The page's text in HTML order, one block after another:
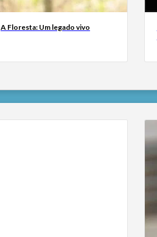
A Floresta: Um legado vivo